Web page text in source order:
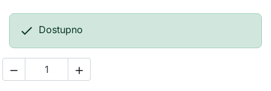
 Dostupno
 